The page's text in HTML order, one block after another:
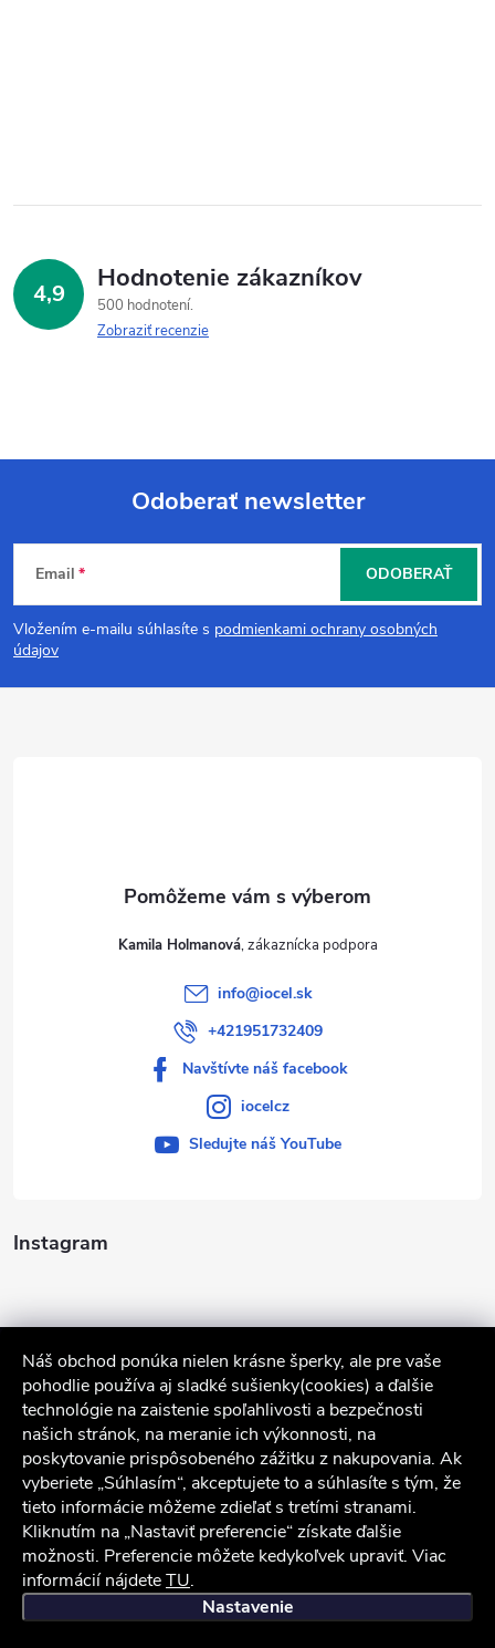
Náš obchod ponúka nielen krásne šperky, ale pre vaše
pohodlie používa aj sladké sušienky(cookies) a ďalšie
technológie na zaistenie spoľahlivosti a bezpečnosti
našich stránok, na meranie ich výkonnosti, na
poskytovanie prispôsobeného zážitku z nakupovania. Ak
vyberiete „Súhlasím“, akceptujete to a súhlasíte s tým, že
tieto informácie môžeme zdieľať s tretími stranami.
Kliknutím na „Nastaviť preferencie“ získate ďalšie
možnosti. Preferencie môžete kedykoľvek upraviť. Viac
informácií nájdeteTU.
Nastavenie
4,9 Hodnotenie zákazníkov
500 hodnotení
Zobraziť recenzie
Z
á
p
Odoberať newsletter
Email
Vložením e-mailu súhlasíte s podmienkami ochrany osobných
údajov
ODOBERAŤ
Instagram
Sledovať na Instagrame
Služby zákazníkom
Kamila Holmanová
info@iocel.sk
+421951732409
Navštívte náš facebook
iocelcz
Sledujte náš YouTube
iocel.sk Obchodné podmienky Ochrana osobných údajov